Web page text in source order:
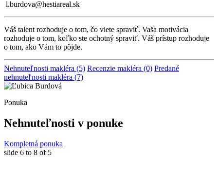
l.burdova@hestiareal.sk
Váš talent rozhoduje o tom, čo viete spraviť. Vaša motivácia
rozhoduje o tom, koľko ste ochotný spraviť. Váš prístup rozhoduje
o tom, ako Vám to pôjde.
Nehnuteľnosti makléra (5) Recenzie makléra (0) Predané
nehnuteľnosti makléra (7)
Ponuka
Nehnuteľnosti v ponuke
Kompletná ponuka
slide 6 to 8 of 5